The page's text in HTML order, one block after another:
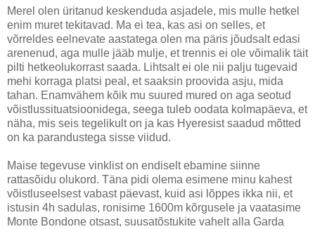
Merel olen üritanud keskenduda asjadele, mis mulle hetkel
enim muret tekitavad. Ma ei tea, kas asi on selles, et
võrreldes eelnevate aastatega olen ma päris jõudsalt edasi
arenenud, aga mulle jääb mulje, et trennis ei ole võimalik täit
pilti hetkeolukorrast saada. Lihtsalt ei ole nii palju tugevaid
mehi korraga platsi peal, et saaksin proovida asju, mida
tahan. Enamvähem kõik mu suured mured on aga seotud
võistlussituatsioonidega, seega tuleb oodata kolmapäeva, et
näha, mis seis tegelikult on ja kas Hyeresist saadud mõtted
on ka parandustega sisse viidud.
Maise tegevuse vinklist on endiselt ebamine siinne
rattasõidu olukord. Täna pidi olema esimene minu kahest
võistluseelsest vabast päevast, kuid asi lõppes ikka nii, et
istusin 4h sadulas, ronisime 1600m kõrgusele ja vaatasime
Monte Bondone otsast, suusatõstukite vahelt alla Garda